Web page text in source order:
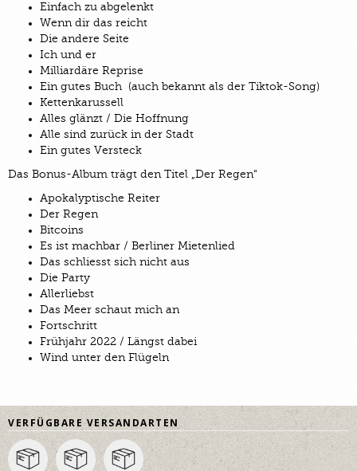
Einfach zu abgelenkt
Wenn dir das reicht
Die andere Seite
Ich und er
Milliardäre Reprise
Ein gutes Buch (auch bekannt als der Tiktok-Song)
Kettenkarussell
Alles glänzt / Die Hoffnung
Alle sind zurück in der Stadt
Ein gutes Versteck
Das Bonus-Album trägt den Titel „Der Regen“
Apokalyptische Reiter
Der Regen
Bitcoins
Es ist machbar / Berliner Mietenlied
Das schliesst sich nicht aus
Die Party
Allerliebst
Das Meer schaut mich an
Fortschritt
Frühjahr 2022 / Längst dabei
Wind unter den Flügeln
VERFÜGBARE VERSANDARTEN